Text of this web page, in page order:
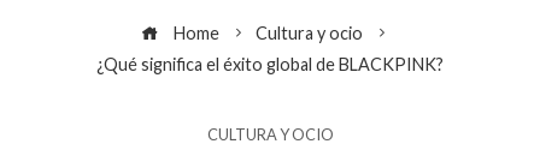
Home
Cultura y ocio
¿Qué significa el éxito global de BLACKPINK?
CULTURA Y OCIO